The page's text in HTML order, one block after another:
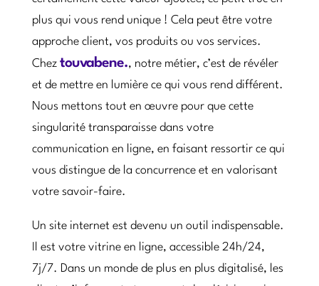
plus qui vous rend unique ! Cela peut être votre
approche client, vos produits ou vos services.
Chez touvabene., notre métier, c’est de révéler
et de mettre en lumière ce qui vous rend différent.
Nous mettons tout en œuvre pour que cette
singularité transparaisse dans votre
communication en ligne, en faisant ressortir ce qui
vous distingue de la concurrence et en valorisant
votre savoir-faire.
Un site internet est devenu un outil indispensable.
Il est votre vitrine en ligne, accessible 24h/24,
7j/7. Dans un monde de plus en plus digitalisé, les